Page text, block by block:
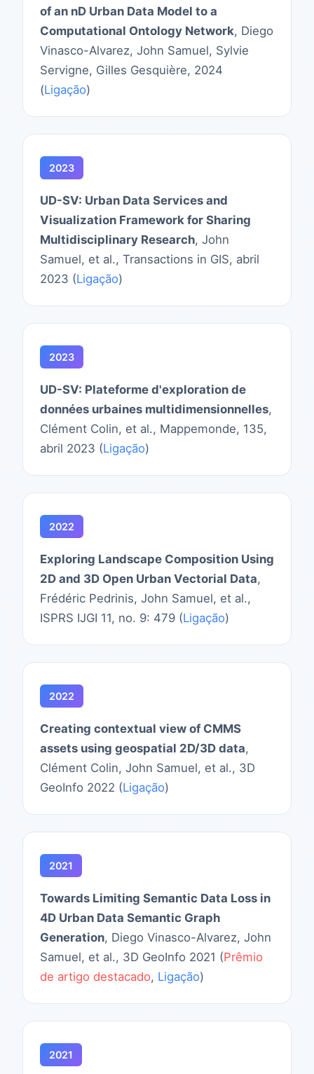
of an nD Urban Data Model to a
Computational Ontology Network, Diego
Vinasco-Alvarez, John Samuel, Sylvie
Servigne, Gilles Gesquière, 2024
(Ligação)
2023
UD-SV: Urban Data Services and
Visualization Framework for Sharing
Multidisciplinary Research, John
Samuel, et al., Transactions in GIS, abril
2023 (Ligação)
2023
UD-SV: Plateforme d'exploration de
données urbaines multidimensionnelles,
Clément Colin, et al., Mappemonde, 135,
abril 2023 (Ligação)
2022
Exploring Landscape Composition Using
2D and 3D Open Urban Vectorial Data,
Frédéric Pedrinis, John Samuel, et al.,
ISPRS IJGI 11, no. 9: 479 (Ligação)
2022
Creating contextual view of CMMS
assets using geospatial 2D/3D data,
Clément Colin, John Samuel, et al., 3D
GeoInfo 2022 (Ligação)
2021
Towards Limiting Semantic Data Loss in
4D Urban Data Semantic Graph
Generation, Diego Vinasco-Alvarez, John
Samuel, et al., 3D GeoInfo 2021 (Prêmio
de artigo destacado, Ligação)
2021